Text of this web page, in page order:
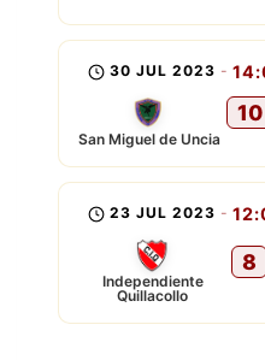
30 JUL 2023 -
San Miguel de Uncia
10
23 JUL 2023 -
Independiente
Quillacollo
8